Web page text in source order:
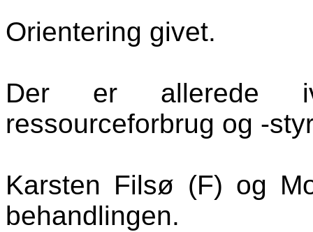
Orientering givet.
Der er allerede
ressourceforbrug og -
Karsten Filsø (F) og
behandlingen.